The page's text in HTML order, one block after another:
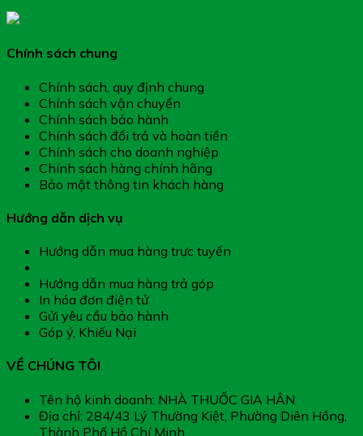
Chính sách chung
Chính sách, quy định chung
Chính sách vận chuyển
Chính sách bảo hành
Chính sách đổi trả và hoàn tiền
Chính sách cho doanh nghiệp
Chính sách hàng chính hãng
Bảo mật thông tin khách hàng
Hướng dẫn dịch vụ
Hướng dẫn mua hàng trực tuyến
Hướng dẫn mua hàng trả góp
In hóa đơn điện tử
Gửi yêu cầu bảo hành
Góp ý, Khiếu Nại
VỀ CHÚNG TÔI
Tên hộ kinh doanh: NHÀ THUỐC GIA HÂN
Địa chỉ: 284/43 Lý Thường Kiệt, Phường Diên Hồng,
Thành Phố Hồ Chí Minh